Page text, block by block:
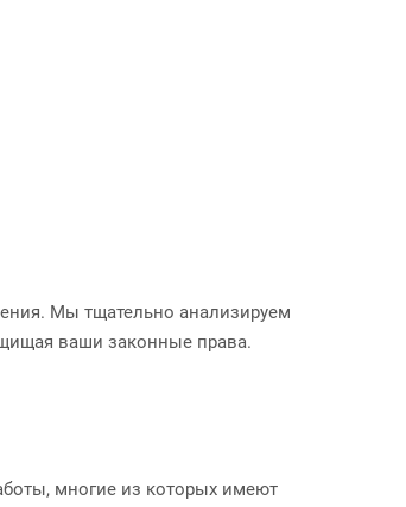
Мы тщательно анализируем
ваши законные права.
многие из которых имеют